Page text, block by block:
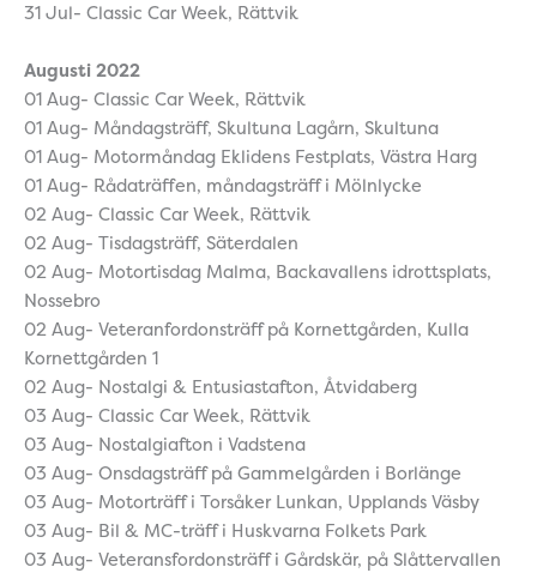
31 Jul- Classic Car Week, Rättvik
Augusti 2022
01 Aug- Classic Car Week, Rättvik
01 Aug- Måndagsträff, Skultuna Lagårn, Skultuna
01 Aug- Motormåndag Eklidens Festplats, Västra Harg
01 Aug- Rådaträffen, måndagsträff i Mölnlycke
02 Aug- Classic Car Week, Rättvik
02 Aug- Tisdagsträff, Säterdalen
02 Aug- Motortisdag Malma, Backavallens idrottsplats,
Nossebro
02 Aug- Veteranfordonsträff på Kornettgården, Kulla
Kornettgården 1
02 Aug- Nostalgi & Entusiastafton, Åtvidaberg
03 Aug- Classic Car Week, Rättvik
03 Aug- Nostalgiafton i Vadstena
03 Aug- Onsdagsträff på Gammelgården i Borlänge
03 Aug- Motorträff i Torsåker Lunkan, Upplands Väsby
03 Aug- Bil & MC-träff i Huskvarna Folkets Park
03 Aug- Veteransfordonsträff i Gårdskär, på Slåttervallen